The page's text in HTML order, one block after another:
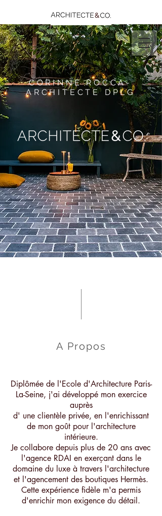
CORINNE ROCCA-
ARCHITECTE DPLG
A Propos
Diplômée de l'Ecole d'Architecture Paris-
La-Seine, j'ai développé mon exercice
auprès
d' une clientèle privée, en l'enrichissant
de mon goût pour l'architecture
intérieure.
Je collabore depuis plus de 20 ans avec
l'agence RDAI en exerçant dans le
domaine du luxe à travers l'architecture
et l'agencement des boutiques Hermès.
Cette expérience fidèle m'a permis
d'enrichir mon exigence du détail.